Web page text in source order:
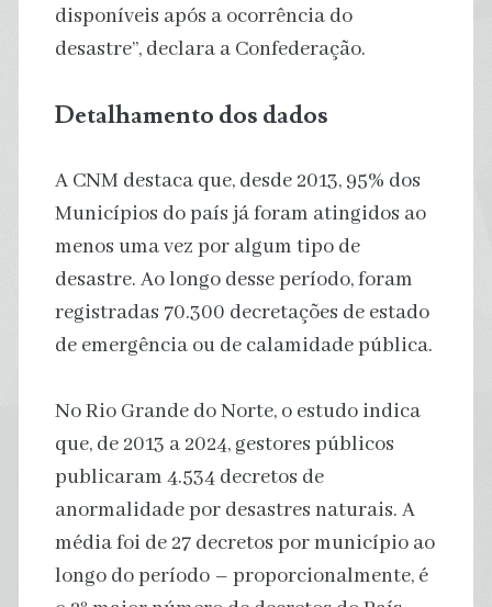
disponíveis após a ocorrência do
desastre”, declara a Confederação.
Detalhamento dos dados
A CNM destaca que, desde 2013, 95% dos
Municípios do país já foram atingidos ao
menos uma vez por algum tipo de
desastre. Ao longo desse período, foram
registradas 70.300 decretações de estado
de emergência ou de calamidade pública.
No Rio Grande do Norte, o estudo indica
que, de 2013 a 2024, gestores públicos
publicaram 4.534 decretos de
anormalidade por desastres naturais. A
média foi de 27 decretos por município ao
longo do período – proporcionalmente, é